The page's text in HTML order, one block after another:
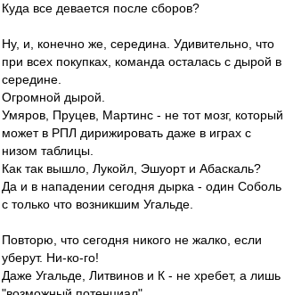
Куда все девается после сборов?
Ну, и, конечно же, середина. Удивительно, что
при всех покупках, команда осталась с дырой в
середине.
Огромной дырой.
Умяров, Пруцев, Мартинс - не тот мозг, который
может в РПЛ дирижировать даже в играх с
низом таблицы.
Как так вышло, Лукойл, Эшуорт и Абаскаль?
Да и в нападении сегодня дырка - один Соболь
с только что возникшим Угальде.
Повторю, что сегодня никого не жалко, если
уберут. Ни-ко-го!
Даже Угальде, Литвинов и К - не хребет, а лишь